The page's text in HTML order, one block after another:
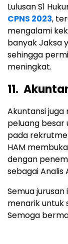
Lulusan S1
CPNS 2023,
mengalami
banyak Jaksa
sehingga
meningkat.
11.
Akuntansi
peluang besar
pada
HAM
dengan
sebagai Analis
Semua
menarik untuk
Semoga